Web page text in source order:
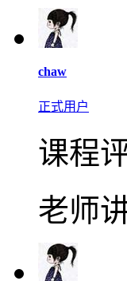
chaw
正式用户
课程
老师